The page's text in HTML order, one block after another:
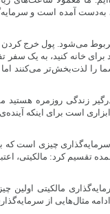
آمده است و
می‌شود. پول خرج
خانه کنید، به یک سفر
را لذت‌بخش‌تر می‌کنند
زندگی روزمره هستید
است برای اینکه
چیزی است که با
تقسیم کرد:‌ مالکیتی،
مالکیتی اولین
مثال‌هایی از